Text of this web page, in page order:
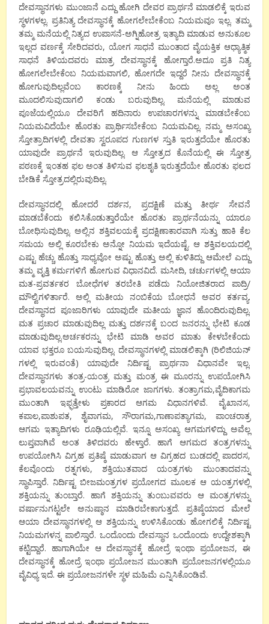
ದೇವಸ್ಥಾನಗಳು ಮುಂಜಾನೆ ಎದ್ದು ಹೋಗಿ ದೇವರ ಪ್ರಾರ್ಥನೆ ಮಾಡಲಿಕ್ಕೆ ಇರುವ
ಸ್ಥಳಗಳಲ್ಲ. ಪ್ರತಿನಿತ್ಯ ದೇವಸ್ಥಾನಕ್ಕೆ ಹೋಗಲೇಬೇಕೆಂಬ ನಿಯಮವೂ ಇಲ್ಲ. ತಮ್ಮ
ತಮ್ಮ ಮನೆಯಲ್ಲಿ ನಿತ್ಯದ ಉಪಾಸನೆ-ಅಗ್ನಿಹೋತ್ರ ಇತ್ಯಾದಿ ಮಾಡುವ ಅನುಕೂಲ
ಇಲ್ಲದ ವರ್ಣಕ್ಕೆ ಸೇರಿದವರು, ಯೋಗ ಸಾಧನೆ ಮುಂತಾದ ವೈಯಕ್ತಿಕ ಆಧ್ಯಾತ್ಮಿಕ
ಸಾಧನೆ ತಿಳಿಯದವರು ಮಾತ್ರ ದೇವಸ್ಥಾನಕ್ಕೆ ಹೋಗ್ತಾರೆ.ಅದೂ ಪ್ರತಿ ನಿತ್ಯ
ಹೋಗಲೇಬೇಕೆಂಬ ನಿಯಮವಾಗಲಿ, ಹೋಗದೇ ಇದ್ದರೆ ನೀನು ದೇವಸ್ಥಾನಕ್ಕೆ
ಹೋಗುವುದಿಲ್ಲವೆಂಬ ಕಾರಣಕ್ಕೆ ನೀನು ಹಿಂದು ಅಲ್ಲ ಅಂತ
ಮೂದಲಿಸುವುದಾಗಲಿ ಕಂಡು ಬರುವುದಿಲ್ಲ. ಮನೆಯಲ್ಲಿ ಮಾಡುವ
ಪೂಜೆಯಲ್ಲಿಯೂ ದೇವರಿಗೆ ಹದಿನಾರು ಉಪಚಾರಗಳನ್ನು ಮಾಡಬೇಕೆಂಬ
ನಿಯಮವಿದೆಯೇ ಹೊರತು ಪ್ರಾರ್ಥಿಸಬೇಕೆಂಬ ನಿಯಮವಿಲ್ಲ. ನಮ್ಮ ಅಸಂಖ್ಯ
ಸ್ತೋತ್ರಾದಿಗಳಲ್ಲಿ ದೇವತಾ ಸ್ವರೂಪದ ಗುಣಗಳ ಸ್ತುತಿ ಇರುತ್ತದೆಯೇ ಹೊರತು
ಯಾವುದೇ ಪ್ರಾರ್ಥನೆ ಇರುವುದಿಲ್ಲ. ಆ ಸ್ತೋತ್ರದ ಕೊನೆಯಲ್ಲಿ ಈ ಸ್ತೋತ್ರ
ಪಠಣಕ್ಕೆ ಇಂತಹ ಫಲ ಅಂತ ತಿಳಿಸುವ ಫಲಶೃತಿ ಇರುತ್ತದೆಯೇ ಹೊರತು ಫಲದ
ಬೇಡಿಕೆ ಸ್ತೋತ್ರದಲ್ಲಿರುವುದಿಲ್ಲ.
ದೇವಸ್ಥಾನದಲ್ಲಿ ಹೋದರೆ ದರ್ಶನ, ಪ್ರದಕ್ಷಿಣೆ ಮತ್ತು ತೀರ್ಥ ಸೇವನೆ
ಮಾಡಬೆಕೆಂದು ಕಲಿಸಿಕೊಡುತ್ತಾರೆಯೇ ಹೊರತು ಪ್ರಾರ್ಥನೆಯನ್ನು ಯಾರೂ
ಬೋಧಿಸುವುದಿಲ್ಲ. ಅಲ್ಲಿನ ಶಕ್ತಿವಲಯಕ್ಕೆ ಪ್ರದಕ್ಷಿಣಾಕಾರವಾಗಿ ಸುತ್ತು ಹಾಕಿ ಕೆಲ
ಸಮಯ ಅಲ್ಲಿ ಕೂರಬೇಕು ಅನ್ನೋ ನಿಯಮ ಇದೆಯಷ್ಟೆ. ಆ ಶಕ್ತಿವಲಯದಲ್ಲಿ
ಎಷ್ಟು ಹೆಚ್ಚು ಹೊತ್ತು ಸಾಧ್ಯವೋ ಅಷ್ಟು ಹೊತ್ತು ಅಲ್ಲಿ ಕುಳಿತಿದ್ದು ಆಮೇಲೆ ಎದ್ದು
ತಮ್ಮ ವೃತ್ತಿ ಕರ್ಮಗಳಿಗೆ ಹೋಗುವ ವಿಧಾನವಿದೆ. ಮಸೀದಿ, ಚರ್ಚುಗಳಲ್ಲಿ ಆಯಾ
ಮತ-ಪ್ರವರ್ತಕರ ಬೋಧೆಗಳ ತರಬೇತಿ ಪಡೆದು ನಿಯೋಜಿತರಾದ ಪಾದ್ರಿ/
ಮೌಲ್ವಿಗಳಿರ್ತಾರೆ. ಅಲ್ಲಿ ಮತೀಯ ನಂಬಿಕೆಯ ಬೋಧನೆ ಅವರ ಕರ್ತವ್ಯ.
ದೇವಸ್ಥಾನದ ಪೂಜಾರಿಗಳು ಯಾವುದೇ ಮತೀಯ ಜ್ಞಾನ ಹೊಂದಿರುವುದಿಲ್ಲ.
ಮತ ಪ್ರಚಾರ ಮಾಡುವುದಿಲ್ಲ ಮತ್ತು ದರ್ಶನಕ್ಕೆ ಬಂದ ಜನರನ್ನು ಭೇಟಿ ಕೂಡ
ಮಾಡುವುದಿಲ್ಲ.ಅರ್ಚಕರನ್ನು ಭೇಟಿ ಮಾಡಿ ಅವರ ಮಾತು ಕೇಳಬೇಕೆಂದು
ಯಾವ ಭಕ್ತರೂ ಬಯಸುವುದಿಲ್ಲ. ದೇವಸ್ಥಾನಗಳಲ್ಲಿ ಮಾಡಲಿಕ್ಕಾಗಿ (ರಿಲಿಜಿಯನ್
ಗಳಲ್ಲಿ ಇರುವಂತೆ) ಯಾವುದೇ ನಿರ್ದಿಷ್ಟ ಪ್ರಾರ್ಥನಾ ವಿಧಾನವೇ ಇಲ್ಲ.
ದೇವಸ್ಥಾನಗಳು ತಂತ್ರ-ಯಂತ್ರ ಮತ್ತು ಮಂತ್ರ ಈ ಮೂರನ್ನು ಉಪಯೋಗಿಸಿ
ಪ್ರಭಾವಲಯವನ್ನು ಉಂಟು ಮಾಡಿರೋ ಜಾಗಗಳು. ತಂತ್ರಾಗಮ,ವೈದಿಕಾಗಮ
ಮುಂತಾಗಿ ಇಫ್ಫತ್ತೇಳು ಪ್ರಕಾರದ ಆಗಮ ವಿಧಾನಗಳಿವೆ. ವೈಖಾನಸ,
ಕಪಾಲ,ಪಾಶುಪತ, ಶೈವಾಗಮ, ಸೌರಾಗಮ,ಗಾಣಾಪತ್ಯಾಗಮ, ಪಾಂಚರಾತ್ರ
ಆಗಮ ಇತ್ಯಾದಿಗಳು ರೂಢಿಯಲ್ಲಿವೆ. ಇನ್ನೂ ಅಸಂಖ್ಯ ಆಗಮಗಳಿದ್ದು ಅವೆಲ್ಲ
ಲುಪ್ತವಾಗಿವೆ ಅಂತ ತಿಳಿದವರು ಹೇಳ್ತಾರೆ. ಹಾಗೆ ಆಗಮದ ತಂತ್ರಗಳನ್ನು
ಉಪಯೋಗಿಸಿ ವಿಗ್ರಹ ಪ್ರತಿಷ್ಠೆ ಮಾಡುವಾಗ ಆ ವಿಗ್ರಹದ ಬುಡದಲ್ಲಿ ಪಾದರಸ,
ಕೆಲವೊಂದು ರತ್ನಗಳು, ಶಕ್ತಿಯುತವಾದ ಯಂತ್ರಗಳು ಮುಂತಾದವನ್ನು
ಸ್ಥಾಪಿಸ್ತಾರೆ. ನಿರ್ದಿಷ್ಟ ಬೀಜಮಂತ್ರಗಳ ಪ್ರಯೋಗದ ಮೂಲಕ ಆ ಯಂತ್ರಗಳಲ್ಲಿ
ಶಕ್ತಿಯನ್ನು ತುಂಬ್ತಾರೆ. ಹಾಗೆ ಶಕ್ತಿಯನ್ನು ತುಂಬುವವರು ಆ ಮಂತ್ರಗಳನ್ನು
ವರ್ಷಾನುಗಟ್ಟಲೇ ಅನುಷ್ಠಾನ ಮಾಡಿರಬೇಕಾಗುತ್ತದೆ. ಪ್ರತಿಷ್ಠೆಯಾದ ಮೇಲೆ
ಆಯಾ ದೇವಸ್ಥಾನಗಳಲ್ಲಿ ಆ ಶಕ್ತಿಯನ್ನು ಉಳಿಸಿಕೊಂಡು ಹೋಗಲಿಕ್ಕೆ ನಿರ್ದಿಷ್ಟ
ನಿಯಮಗಳನ್ನ ಪಾಲಿಸ್ತಾರೆ. ಒಂದೊಂದು ದೇವಸ್ಥಾನ ಒಂದೊಂದು ಉದ್ದೇಶಕ್ಕಾಗಿ
ಕಟ್ಟಿದ್ದಾರೆ. ಹಾಗಾಗಿಯೇ ಆ ದೇವಸ್ಥಾನಕ್ಕೆ ಹೋದ್ರೆ ಇಂಥಾ ಪ್ರಯೋಜನ, ಈ
ದೇವಸ್ಥಾನಕ್ಕೆ ಹೋದ್ರೆ ಇಂಥಾ ಪ್ರಯೋಜನ ಮುಂತಾಗಿ ಪ್ರಯೋಜನಗಳಲ್ಲಿಯೂ
ವೈವಿಧ್ಯ ಇದೆ. ಈ ಪ್ರಯೋಜನಗಳೇ ಸ್ಥಳ ಮಹಿಮೆ ಎನ್ನಿಸಿಕೊಂಡಿವೆ.